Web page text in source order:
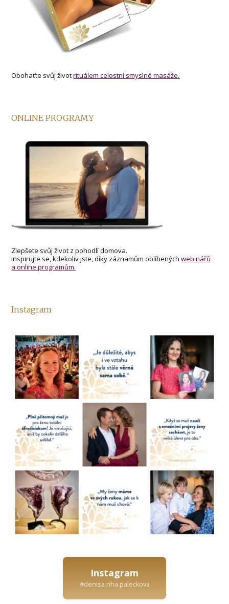
Obohaťte svůj životrituálem celostní smyslné masáže.
ONLINE PROGRAMY
Zlepšete svůj život z pohodlí domova.
Inspirujte se, kdekoliv jste, díky záznamům oblíbenýchwebinářů
a online programům.
Instagram
Instagram
#denisa.riha.paleckova